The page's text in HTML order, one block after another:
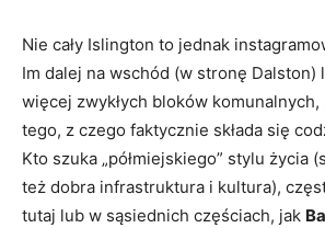
Nie cały Islington to jednak
Im dalej na wschód (w stronę Dalston)
więcej zwykłych bloków komunalnych,
tego, z czego faktycznie składa się
Kto szuka „półmiejskiego” stylu życia
też dobra infrastruktura i kultura),
tutaj lub w sąsiednich częściach, jak